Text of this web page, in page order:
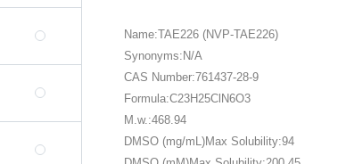
Name:TAE226 (NVP-TAE226)
Synonyms:N/A
CAS Number:761437-28-9
Formula:C23H25ClN6O3
M.w.:468.94
DMSO (mg/mL)Max Solubility:94